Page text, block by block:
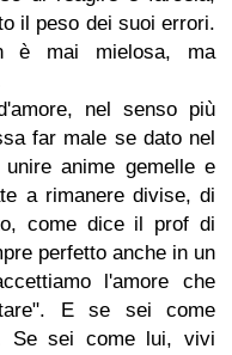
il peso dei suoi errori.
è mai mielosa, ma
nel senso più
far male se dato nel
anime gemelle e
a rimanere divise, di
come dice il prof di
perfetto anche in un
l'amore che
E se sei come
Se sei come lui, vivi